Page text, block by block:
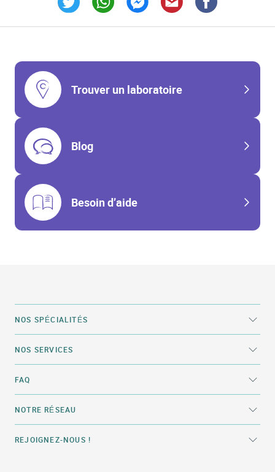
Trouver un laboratoire
Blog
Besoin d’aide
NOS SPÉCIALITÉS
NOS SERVICES
FAQ
NOTRE RÉSEAU
REJOIGNEZ-NOUS !